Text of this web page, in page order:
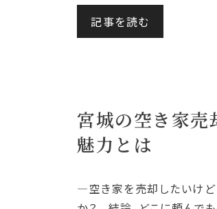
記事を読む
宮城の空き家売
魅力とは
―空き家を売却したいけ